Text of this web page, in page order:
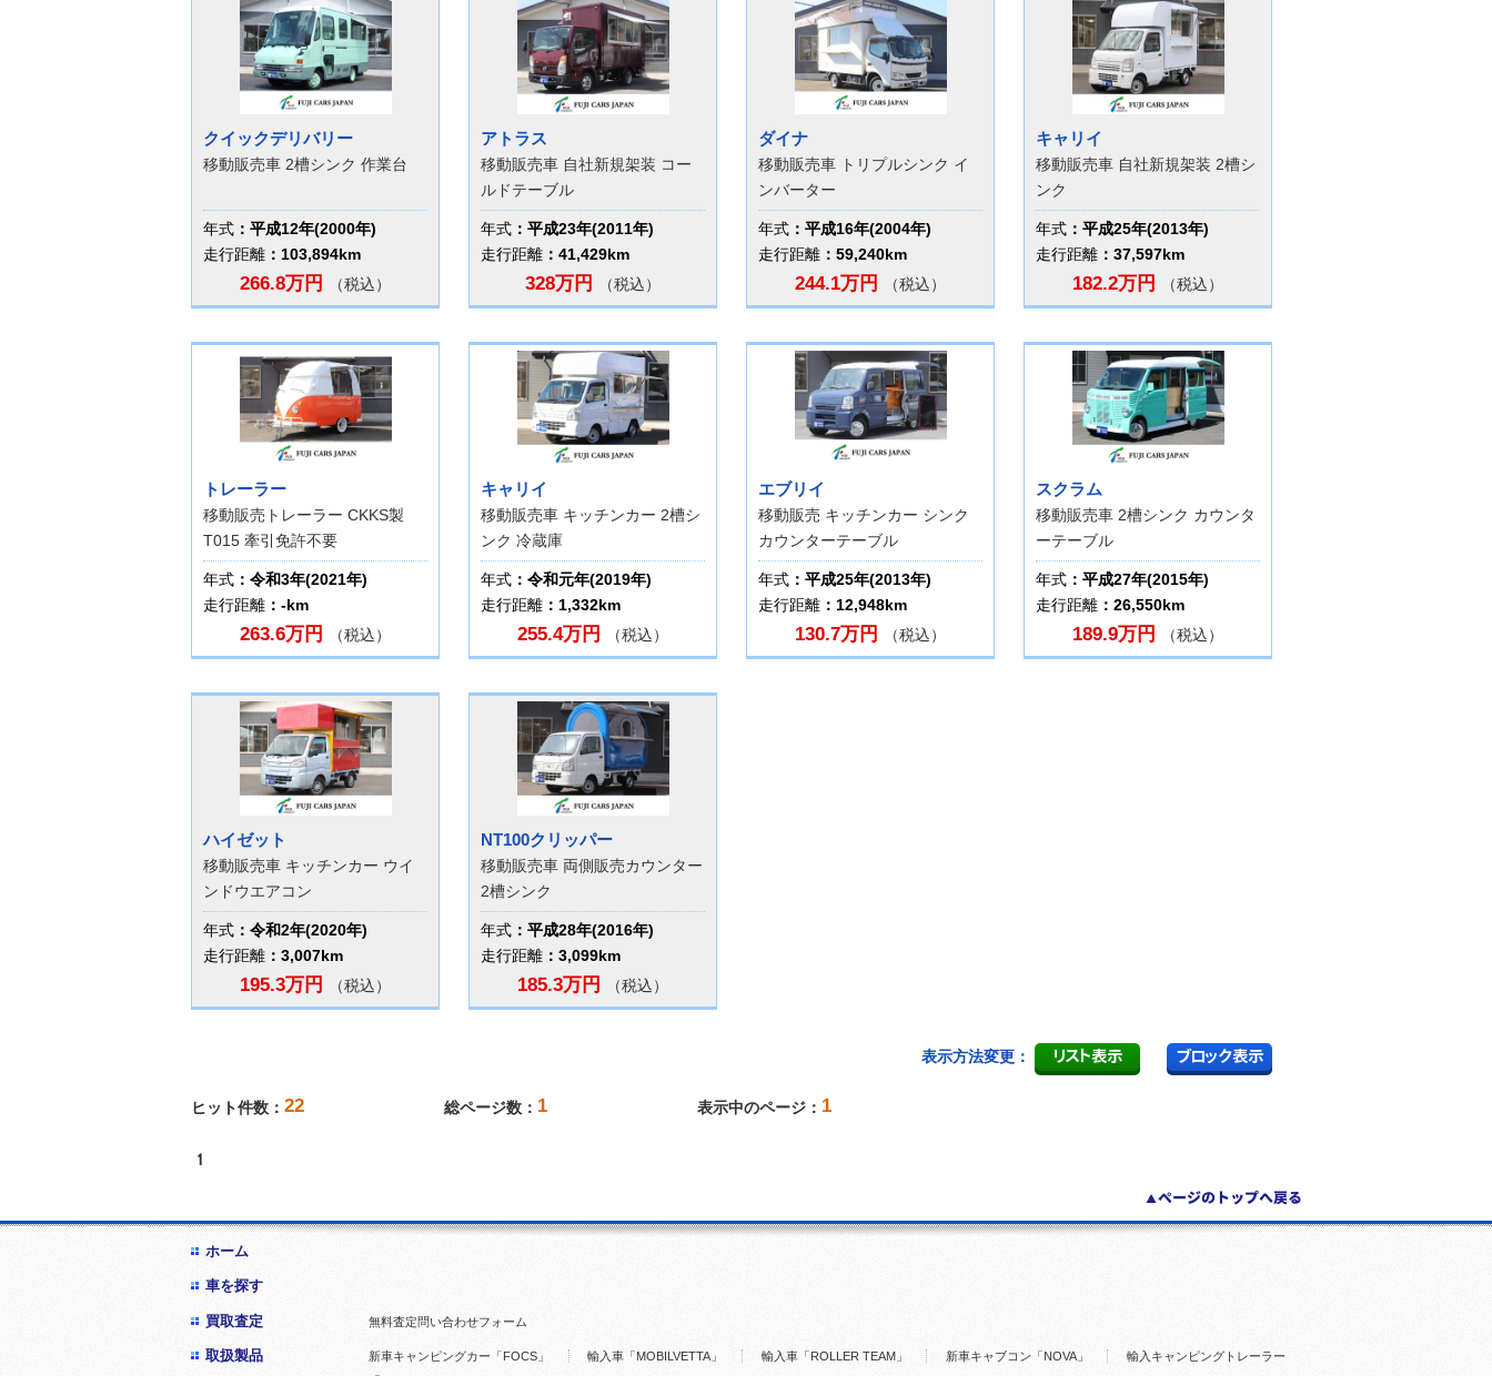
クイックデリバリー
移動販売車 2槽シンク 作業台
年式 ：平成12年(2000年)
走行距離 ：103,894km
266.8万円 （税込）
アトラス
移動販売車 自社新規架装 コー
ルドテーブル
年式 ：平成23年(2011年)
走行距離 ：41,429km
328万円 （税込）
ダイナ
移動販売車 トリプルシンク イ
ンバーター
年式 ：平成16年(2004年)
走行距離 ：59,240km
244.1万円 （税込）
キャリイ
移動販売車 自社新規架装 2槽シ
ンク
年式 ：平成25年(2013年)
走行距離 ：37,597km
182.2万円 （税込）
トレーラー
移動販売トレーラー CKKS製
T015 牽引免許不要
年式 ：令和3年(2021年)
走行距離 ：-km
263.6万円 （税込）
キャリイ
移動販売車 キッチンカー 2槽シ
ンク 冷蔵庫
年式 ：令和元年(2019年)
走行距離 ：1,332km
255.4万円 （税込）
エブリイ
移動販売 キッチンカー シンク
カウンターテーブル
年式 ：平成25年(2013年)
走行距離 ：12,948km
130.7万円 （税込）
スクラム
移動販売車 2槽シンク カウンタ
ーテーブル
年式 ：平成27年(2015年)
走行距離 ：26,550km
189.9万円 （税込）
ハイゼット
移動販売車 キッチンカー ウイ
ンドウエアコン
年式 ：令和2年(2020年)
走行距離 ：3,007km
195.3万円 （税込）
NT100クリッパー
移動販売車 両側販売カウンター
2槽シンク
年式 ：平成28年(2016年)
走行距離 ：3,099km
185.3万円 （税込）
表示方法変更：
ヒット件数： 22 総ページ数： 1 表示中のページ： 1
1
ホーム
車を探す
買取査定 無料査定問い合わせフォーム
取扱製品 新車キャンピングカー「FOCS」 輸入車「MOBILVETTA」 輸入車「ROLLER TEAM」 新車キャブコン「NOVA」
輸入キャンピングトレーラー